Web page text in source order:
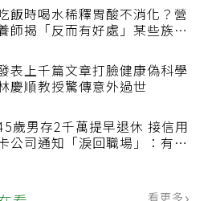
吃飯時喝水稀釋胃酸不消化？營
養師揭「反而有好處」某些族群
發表上千篇文章打臉健康偽科學
林慶順教授驚傳意外過世
45歲男存2千萬提早退休 接信用
卡公司通知「淚回職場」：有錢